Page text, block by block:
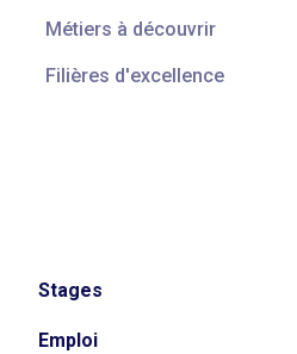
Métiers à découvrir
Filières d'excellence
Stages
Emploi